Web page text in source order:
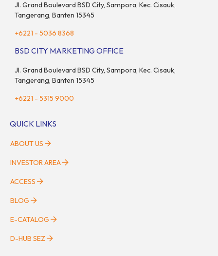
Jl. Grand Boulevard BSD City, Sampora, Kec. Cisauk,
Tangerang, Banten 15345
+6221 - 5036 8368
BSD CITY MARKETING OFFICE
Jl. Grand Boulevard BSD City, Sampora, Kec. Cisauk,
Tangerang, Banten 15345
+6221 - 5315 9000
QUICK LINKS
ABOUT US
INVESTOR AREA
ACCESS
BLOG
E-CATALOG
D-HUB SEZ